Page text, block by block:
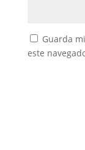
Guarda
este